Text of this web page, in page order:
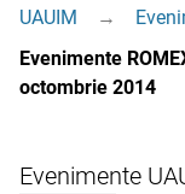
UAUIM →
Evenimente
octombrie 2014
Evenimente